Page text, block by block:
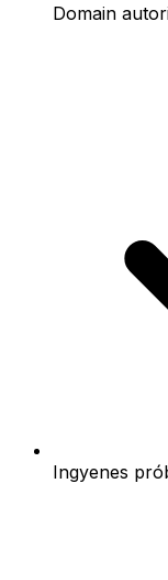
Domain
Ingyenes